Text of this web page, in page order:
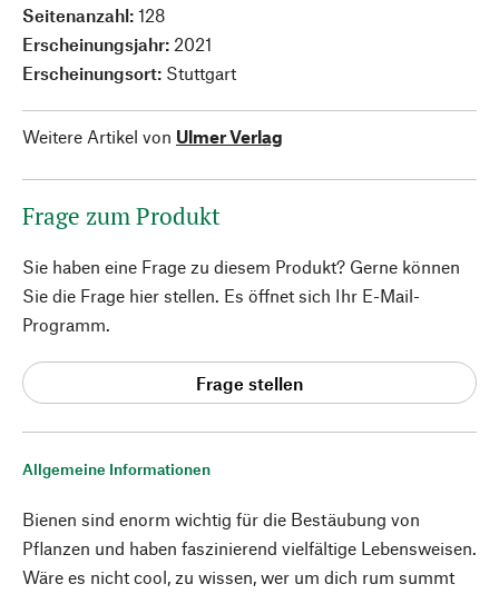
Allgemeine Informationen
Bienen sind enorm wichtig für die Bestäubung von
Pflanzen und haben faszinierend vielfältige Lebensweisen.
Wäre es nicht cool, zu wissen, wer um dich rum summt
Seitenanzahl: 128
Erscheinungsjahr: 2021
Erscheinungsort: Stuttgart
Weitere Artikel von Ulmer Verlag
Frage zum Produkt
Sie haben eine Frage zu diesem Produkt? Gerne können
Sie die Frage hier stellen. Es öffnet sich Ihr E-Mail-
Programm.
Frage stellen